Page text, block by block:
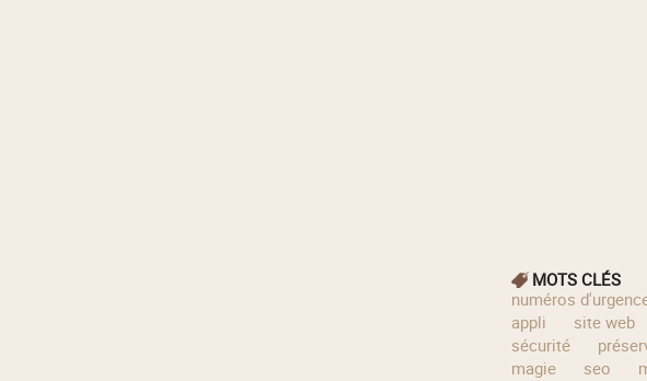
MOTS CLÉS
numéros
appli
site web
sécurité
magie
seo